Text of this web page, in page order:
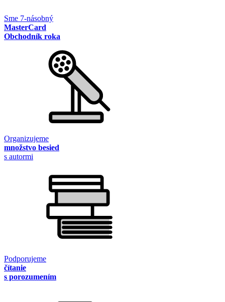
Sme 7-násobný
MasterCard
Obchodník roka
Organizujeme
množstvo besied
s autormi
Podporujeme
čítanie
s porozumením